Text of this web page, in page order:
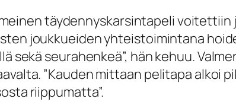
täydennyskarsintapeli
joukkueiden yhteistoimintana
sekä seurahenkeä”, hän kehuu.
”Kauden mittaan pelitapa alkoi
riippumatta”.